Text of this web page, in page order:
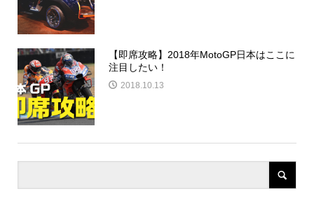
【即席攻略】2018年MotoGP日本はここに
注目したい！
2018.10.13